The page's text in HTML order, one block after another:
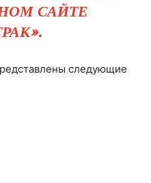
САЙТЕ
следующие